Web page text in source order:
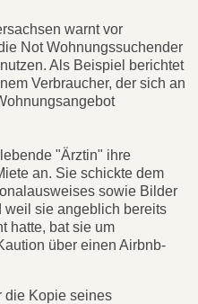
warnt vor
Not Wohnungssuchender
Als Beispiel berichtet
Verbraucher, der sich an
"Ärztin" ihre
an. Sie schickte dem
sowie Bilder
weil sie angeblich bereits
hatte, bat sie um
über einen Airbnb-
die Kopie seines